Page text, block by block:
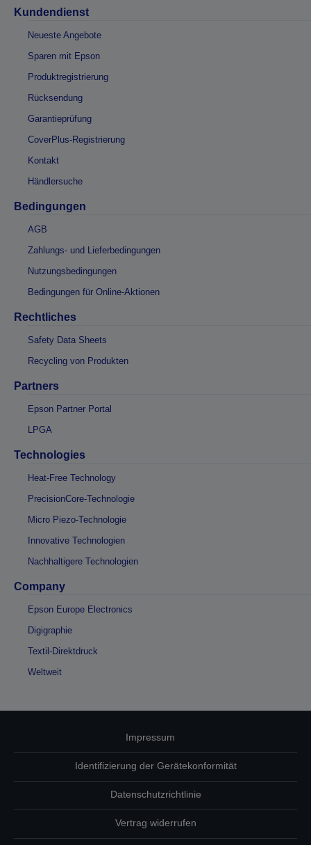
Kundendienst
Neueste Angebote
Sparen mit Epson
Produktregistrierung
Rücksendung
Garantieprüfung
CoverPlus-Registrierung
Kontakt
Händlersuche
Bedingungen
AGB
Zahlungs- und Lieferbedingungen
Nutzungsbedingungen
Bedingungen für Online-Aktionen
Rechtliches
Safety Data Sheets
Recycling von Produkten
Partners
Epson Partner Portal
LPGA
Technologies
Heat-Free Technology
PrecisionCore-Technologie
Micro Piezo-Technologie
Innovative Technologien
Nachhaltigere Technologien
Company
Epson Europe Electronics
Digigraphie
Textil-Direktdruck
Weltweit
Impressum
Identifizierung der Gerätekonformität
Datenschutzrichtlinie
Vertrag widerrufen